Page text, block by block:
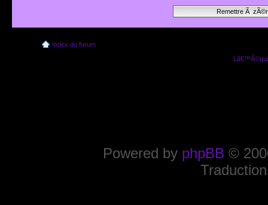
Index du forum
Powered by phpBB ©